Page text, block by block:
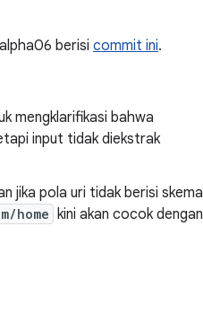
berisi commit ini.
mengklarifikasi bahwa
input tidak diekstrak
jika pola uri tidak berisi skema
home kini akan cocok dengan